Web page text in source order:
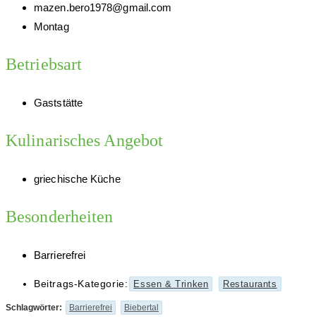
mazen.bero1978@gmail.com
Montag
Betriebsart
Gaststätte
Kulinarisches Angebot
griechische Küche
Besonderheiten
Barrierefrei
Beitrags-Kategorie: Essen & Trinken Restaurants
Schlagwörter: Barrierefrei Biebertal